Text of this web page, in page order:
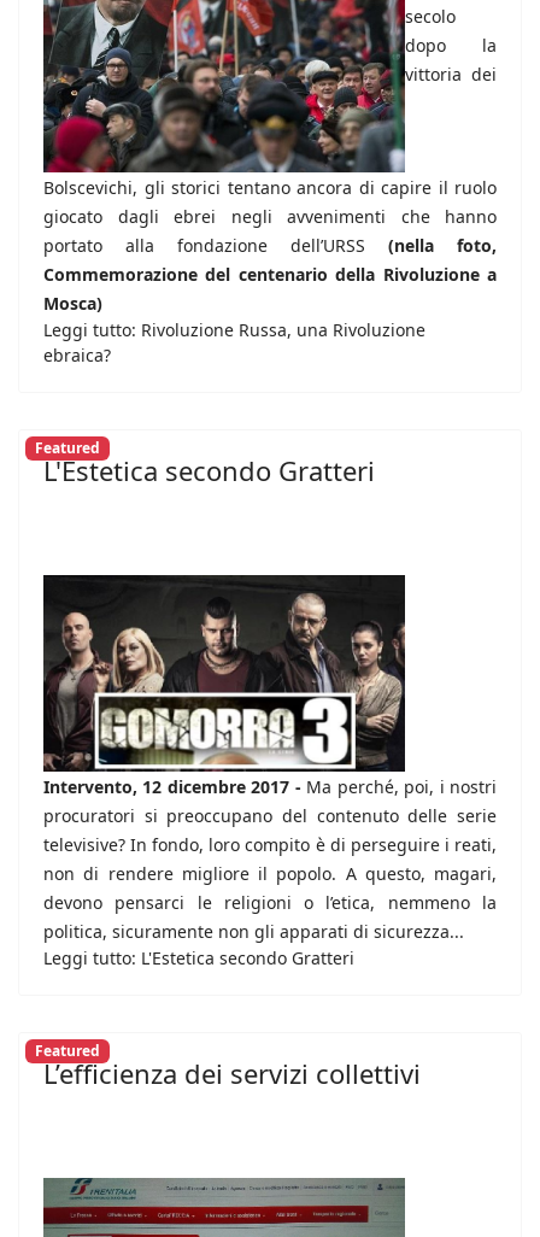
secolo
dopo la
vittoria dei
Bolscevichi, gli storici tentano ancora di capire il ruolo
giocato dagli ebrei negli avvenimenti che hanno
portato alla fondazione dell’URSS (nella foto,
Commemorazione del centenario della Rivoluzione a
Mosca)
Leggi tutto: Rivoluzione Russa, una Rivoluzione
ebraica?
Featured
L'Estetica secondo Gratteri
Intervento, 12 dicembre 2017 - Ma perché, poi, i nostri
procuratori si preoccupano del contenuto delle serie
televisive? In fondo, loro compito è di perseguire i reati,
non di rendere migliore il popolo. A questo, magari,
devono pensarci le religioni o l’etica, nemmeno la
politica, sicuramente non gli apparati di sicurezza...
Leggi tutto: L'Estetica secondo Gratteri
Featured
L’efficienza dei servizi collettivi